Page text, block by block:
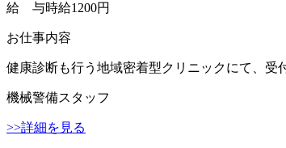
給 与時給1200円
お仕事内容
健康診断も行う地域密着型クリニックにて、受
機械警備スタッフ
>>詳細を見る